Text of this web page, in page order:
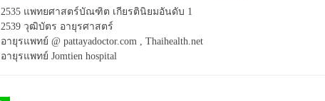
2535 แพทยศาสตร์บัณฑิต เกียรตินิยมอันดับ 1
2539 วุฒิบัตร อายุรศาสตร์
อายุรแพทย์ @ pattayadoctor.com , Thaihealth.net
อายุรแพทย์ Jomtien hospital